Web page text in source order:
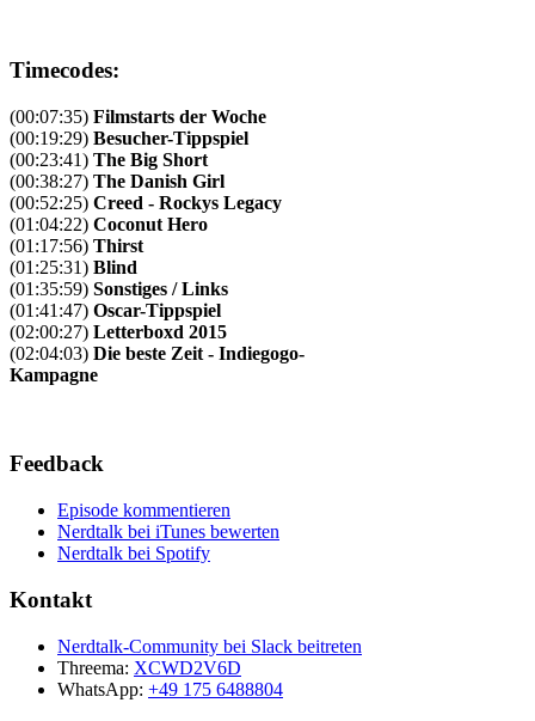
Timecodes:
(00:07:35) Filmstarts der Woche
(00:19:29) Besucher-Tippspiel
(00:23:41) The Big Short
(00:38:27) The Danish Girl
(00:52:25) Creed - Rockys Legacy
(01:04:22) Coconut Hero
(01:17:56) Thirst
(01:25:31) Blind
(01:35:59) Sonstiges / Links
(01:41:47) Oscar-Tippspiel
(02:00:27) Letterboxd 2015
(02:04:03) Die beste Zeit - Indiegogo-
Kampagne
Feedback
Episode kommentieren
Nerdtalk bei iTunes bewerten
Nerdtalk bei Spotify
Kontakt
Nerdtalk-Community bei Slack beitreten
Threema: XCWD2V6D
WhatsApp: +49 175 6488804